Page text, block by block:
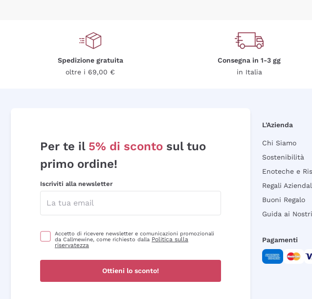
Spedizione gratuita
oltre i 69,00 €
Consegna in 1-3 gg
in Italia
Per te il 5% di sconto sul tuo
primo ordine!
Iscriviti alla newsletter
Accetto di ricevere newsletter e comunicazioni promozionali
da Callmewine, come richiesto dalla Politica sulla
riservatezza
Ottieni lo sconto!
L'Azienda
Chi Siamo
Sostenibilità
Enoteche e
Regali
Buoni Regalo
Guida ai
Pagamenti